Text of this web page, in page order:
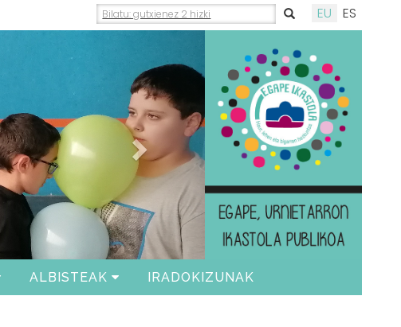
EU ES
ALBISTEAK IRADOKIZUNAK